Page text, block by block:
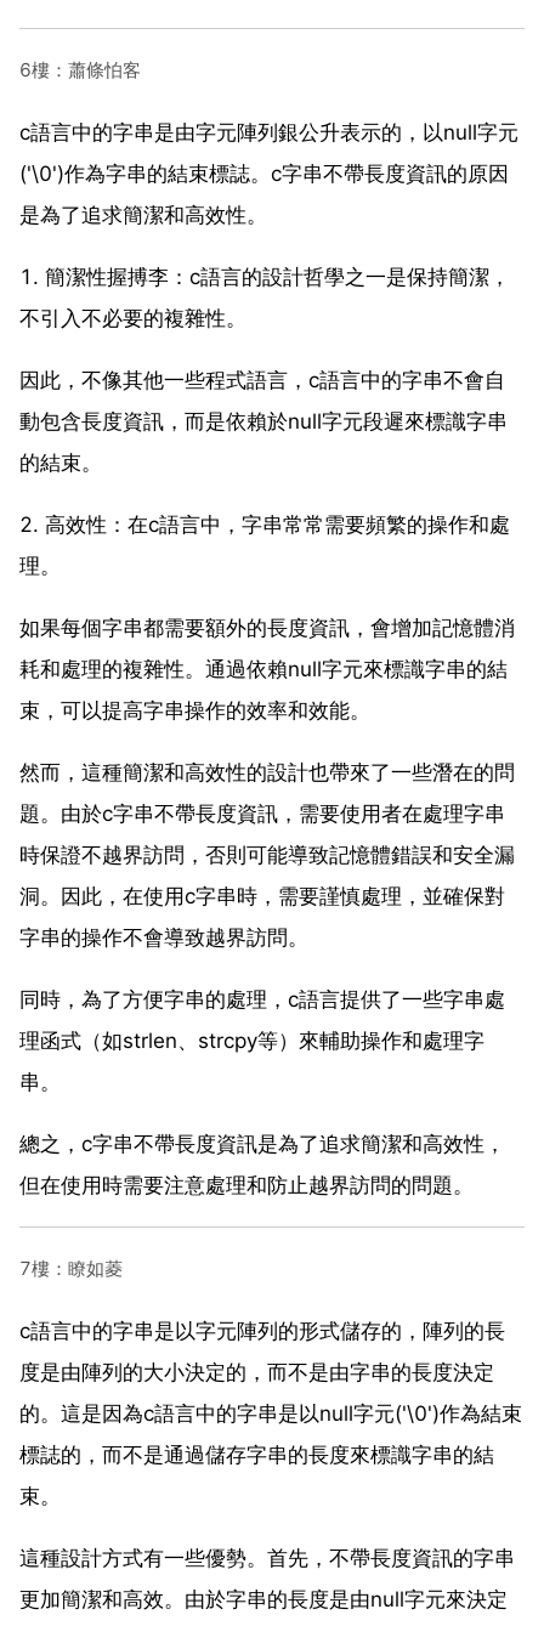
6樓：蕭條怕客
c語言中的字串是由字元陣列銀公升表示的，以null字元
('\0')作為字串的結束標誌。c字串不帶長度資訊的原因
是為了追求簡潔和高效性。
1. 簡潔性握搏李：c語言的設計哲學之一是保持簡潔，
不引入不必要的複雜性。
因此，不像其他一些程式語言，c語言中的字串不會自
動包含長度資訊，而是依賴於null字元段遲來標識字串
的結束。
2. 高效性：在c語言中，字串常常需要頻繁的操作和處
理。
如果每個字串都需要額外的長度資訊，會增加記憶體消
耗和處理的複雜性。通過依賴null字元來標識字串的結
束，可以提高字串操作的效率和效能。
然而，這種簡潔和高效性的設計也帶來了一些潛在的問
題。由於c字串不帶長度資訊，需要使用者在處理字串
時保證不越界訪問，否則可能導致記憶體錯誤和安全漏
洞。因此，在使用c字串時，需要謹慎處理，並確保對
字串的操作不會導致越界訪問。
同時，為了方便字串的處理，c語言提供了一些字串處
理函式（如strlen、strcpy等）來輔助操作和處理字
串。
總之，c字串不帶長度資訊是為了追求簡潔和高效性，
但在使用時需要注意處理和防止越界訪問的問題。
7樓：瞭如菱
c語言中的字串是以字元陣列的形式儲存的，陣列的長
度是由陣列的大小決定的，而不是由字串的長度決定
的。這是因為c語言中的字串是以null字元('\0')作為結束
標誌的，而不是通過儲存字串的長度來標識字串的結
束。
這種設計方式有一些優勢。首先，不帶長度資訊的字串
更加簡潔和高效。由於字串的長度是由null字元來決定